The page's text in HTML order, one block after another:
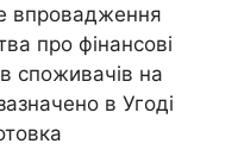
впровадження
про фінансові
споживачів на
в Угоді